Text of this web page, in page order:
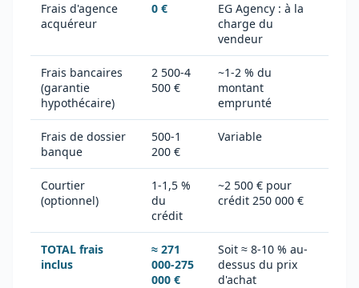
Frais d'agence
acquéreur
0 €
EG Agency : à la
charge du
vendeur
Frais bancaires
(garantie
hypothécaire)
2 500-4
500 €
~1-2 % du
montant
emprunté
Frais de dossier
banque
500-1
200 €
Variable
Courtier
(optionnel)
1-1,5 %
du
crédit
~2 500 € pour
crédit 250 000 €
TOTAL frais
inclus
≈ 271
000-275
000 €
Soit ≈ 8-10 % au-
dessus du prix
d'achat